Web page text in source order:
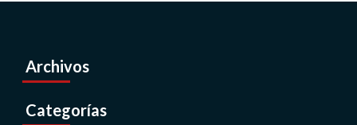
Archivos
Categorías